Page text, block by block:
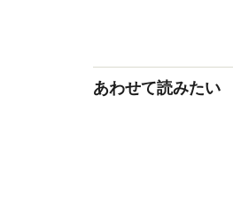
あわせて読みたい